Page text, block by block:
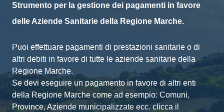
Strumento per la gestione dei pagamenti in favore
delle Aziende Sanitarie della Regione Marche.
Puoi effettuare pagamenti di prestazioni sanitarie o di
altri debiti in favore di tutte le aziende sanitarie della
Regione Marche.
Se devi eseguire un pagamento in favore di altri enti
della Regione Marche come ad esempio: Comuni,
Province, Aziende municipalizzate ecc. clicca il